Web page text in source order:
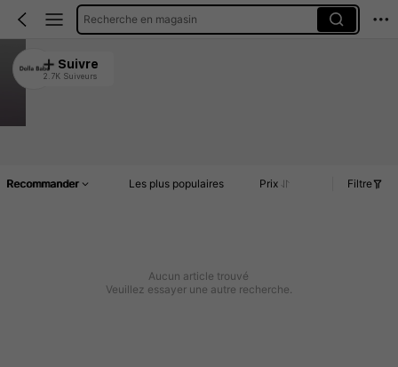
Recherche en magasin
Dolla Babe
4.93
Suivre
2.7K Suiveurs
Recommander Les plus populaires Prix Filtre
Aucun article trouvé
Veuillez essayer une autre recherche.